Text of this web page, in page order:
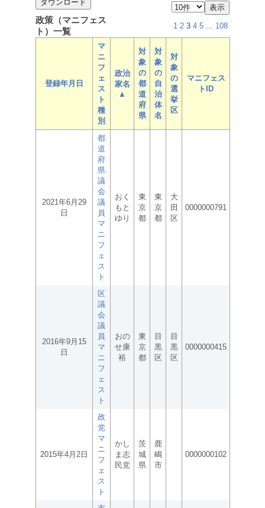
政策（マニフェス
ト）一覧
1 2 3 4 5 ... 108
登録年月日
マ
ニ
フ
ェ
ス
ト
種
別
政治
家名
▲
対
象
の
都
道
府
県
対
象
の
自
治
体
名
対
象
の
選
挙
区
マニフェス
トID
2021年6月29
日
都
道
府
県
議
会
議
員
マ
ニ
フ
ェ
ス
ト
おく
もと
ゆり
東
京
都
東
京
都
大
田
区
0000000791
2016年9月15
日
区
議
会
議
員
マ
ニ
フ
ェ
ス
ト
おの
せ康
裕
東
京
都
目
黒
区
目
黒
区
0000000415
2015年4月2日
政
党
マ
ニ
フ
ェ
ス
ト
かし
ま志
民党
茨
城
県
鹿
嶋
市
0000000102